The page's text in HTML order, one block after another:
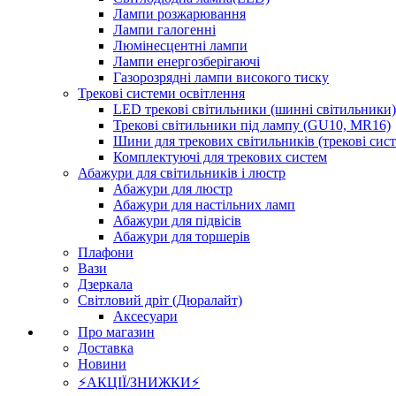
Лампи розжарювання
Лампи галогенні
Люмінесцентні лампи
Лампи енергозберігаючі
Газорозрядні лампи високого тиску
Трекові системи освітлення
LED трекові світильники (шинні світильники)
Трекові світильники під лампу (GU10, MR16)
Шини для трекових світильників (трекові
Комплектуючі для трекових систем
Абажури для світильників і люстр
Абажури для люстр
Абажури для настільних ламп
Абажури для підвісів
Абажури для торшерів
Плафони
Вази
Дзеркала
Світловий дріт (Дюралайт)
Аксесуари
Про магазин
Доставка
Новини
⚡АКЦІЇ/ЗНИЖКИ⚡